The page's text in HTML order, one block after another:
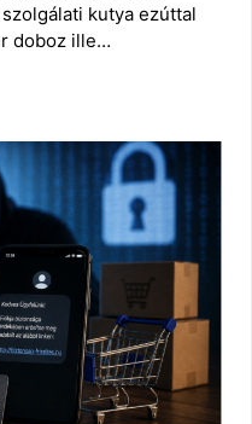
kutya ezúttal
doboz ille…